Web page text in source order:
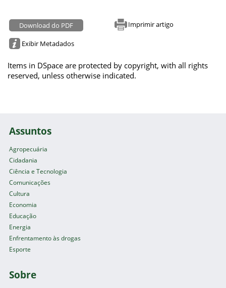
Download do PDF Imprimir artigo
Exibir Metadados
Items in DSpace are protected by copyright, with all rights
reserved, unless otherwise indicated.
Assuntos
Agropecuária
Cidadania
Ciência e Tecnologia
Comunicações
Cultura
Economia
Educação
Energia
Enfrentamento às drogas
Esporte
Sobre